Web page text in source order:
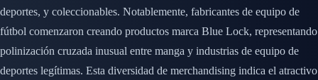
deportes, y coleccionables. Notablemente, fabricantes de equipo de
fútbol comenzaron creando productos marca Blue Lock, representando
polinización cruzada inusual entre manga y industrias de equipo de
deportes legítimas. Esta diversidad de merchandising indica el atractivo